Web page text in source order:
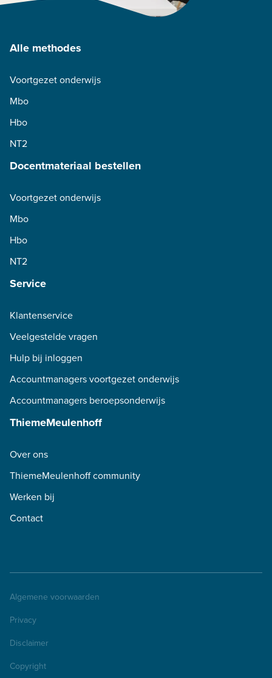
Alle methodes
Voortgezet onderwijs
Mbo
Hbo
NT2
Docentmateriaal bestellen
Voortgezet onderwijs
Mbo
Hbo
NT2
Service
Klantenservice
Veelgestelde vragen
Hulp bij inloggen
Accountmanagers voortgezet onderwijs
Accountmanagers beroepsonderwijs
ThiemeMeulenhoff
Over ons
ThiemeMeulenhoff community
Werken bij
Contact
Algemene voorwaarden
Privacy
Disclaimer
Copyright